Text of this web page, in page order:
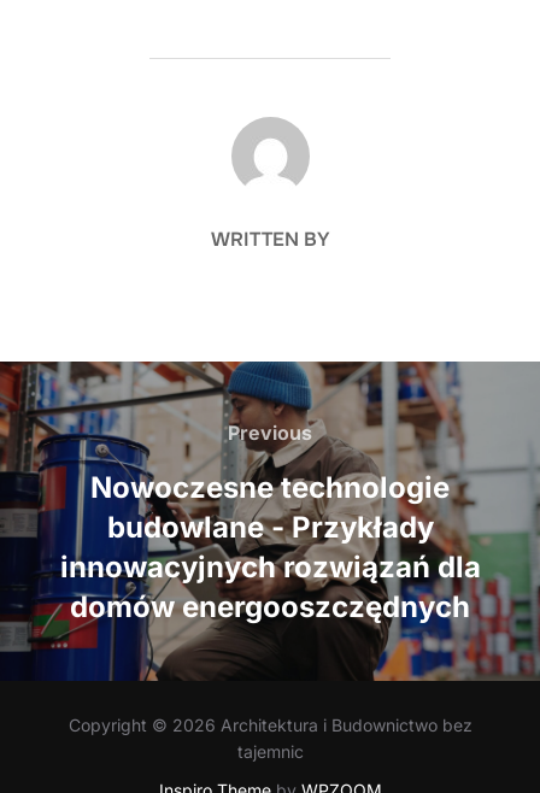
POST AUTHOR
WRITTEN BY
Nawigacja
wpisu
Previous
Previous
Nowoczesne technologie
budowlane - Przykłady
innowacyjnych rozwiązań dla
domów energooszczędnych
Copyright © 2026 Architektura i Budownictwo bez
tajemnic